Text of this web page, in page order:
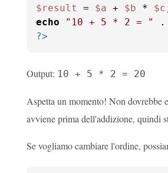
$result
= $a + $b * $c
echo
"10 + 5 * 2 = " .
?>
Output: 10 + 5 * 2 = 20
Aspetta un momento! Non dovrebbe
avviene prima dell'addizione, quindi
Se vogliamo cambiare l'ordine,